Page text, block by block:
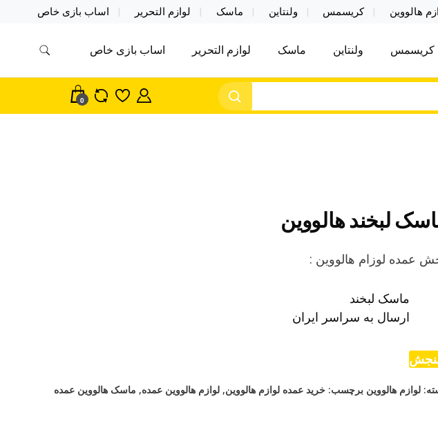
هالووین کریسمس ولنتاین ماسک لوازم التحریر اساب بازی خاص
اکسسوری ماسک
تاین کادویی کریسمس اکسسوری ماسک در واردات مستقیم
کریسمس ولنتاین ماسک لوازم التحریر اساب بازی خاص
0
لبخند هالووین
عمده لوزام هالووین :
ماسک لبخند
ارسال به سراسر ایران
لوازم هالووین برچسب: خرید عمده لوازم هالووین, لوازم هالووین عمده, ماسک هالووین عمده